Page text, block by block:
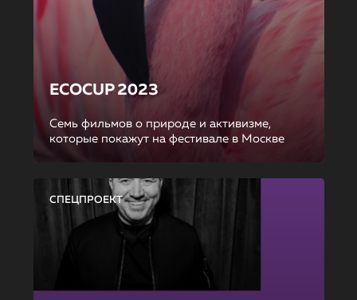
ECOCUP 2023
Семь фильмов о природе и активизме,
которые покажут на фестивале в Москве
СПЕЦПРОЕКТ